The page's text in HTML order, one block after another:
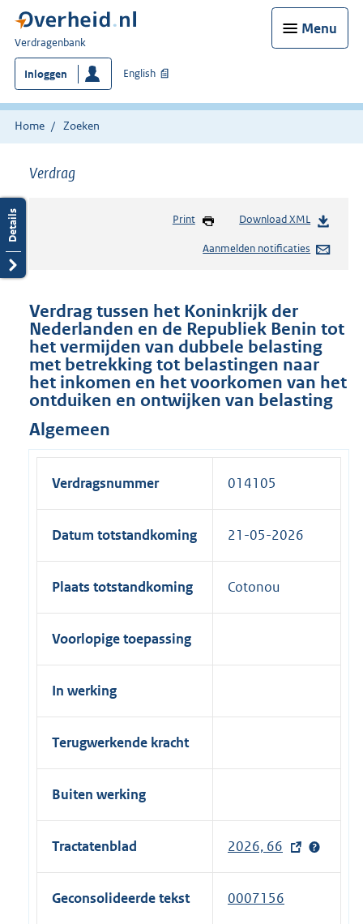
Menu
U
bent
hier:
Verdragenbank
Inloggen English
Home Zoeken
Verdrag
Print Download XML
Aanmelden notificaties
Verdrag tussen het Koninkrijk der
Nederlanden en de Republiek Benin tot
het vermijden van dubbele belasting
met betrekking tot belastingen naar
het inkomen en het voorkomen van het
ontduiken en ontwijken van belasting
Algemeen
Verdragsnummer 014105
Datum totstandkoming 21-05-2026
Plaats totstandkoming Cotonou
Voorlopige toepassing
In werking
Terugwerkende kracht
Buiten werking
Tractatenblad 2026, 66
e
x
Geconsolideerde tekst 0007156